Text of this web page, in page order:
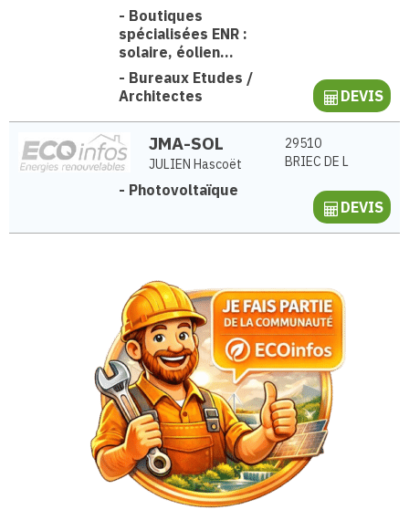
- Boutiques
spécialisées ENR :
solaire, éolien...
- Bureaux Etudes /
Architectes
DEVIS
JMA-SOL
JULIEN Hascoët
29510
BRIEC DE L
- Photovoltaïque
DEVIS